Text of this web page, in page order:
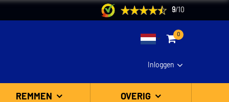
9/ 10
0
Inloggen
REMMEN OVERIG